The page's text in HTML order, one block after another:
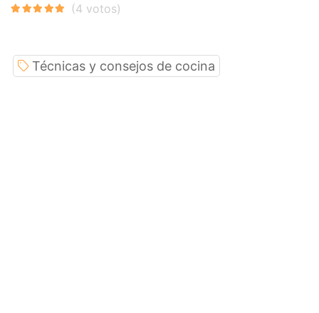
Técnicas y consejos de cocina